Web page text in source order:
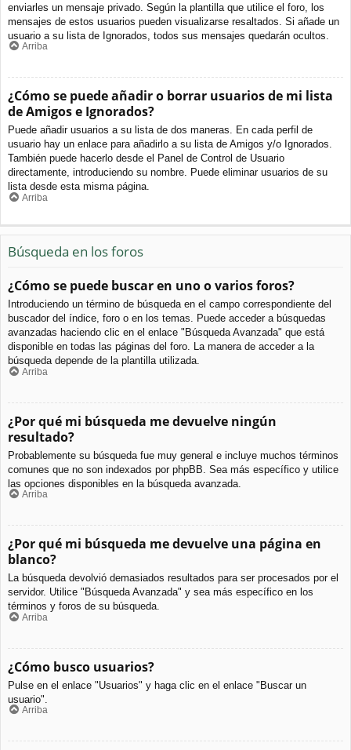
enviarles un mensaje privado. Según la plantilla que utilice el foro, los
mensajes de estos usuarios pueden visualizarse resaltados. Si añade un
usuario a su lista de Ignorados, todos sus mensajes quedarán ocultos.
Arriba
¿Cómo se puede añadir o borrar usuarios de mi lista
de Amigos e Ignorados?
Puede añadir usuarios a su lista de dos maneras. En cada perfil de
usuario hay un enlace para añadirlo a su lista de Amigos y/o Ignorados.
También puede hacerlo desde el Panel de Control de Usuario
directamente, introduciendo su nombre. Puede eliminar usuarios de su
lista desde esta misma página.
Arriba
Búsqueda en los foros
¿Cómo se puede buscar en uno o varios foros?
Introduciendo un término de búsqueda en el campo correspondiente del
buscador del índice, foro o en los temas. Puede acceder a búsquedas
avanzadas haciendo clic en el enlace "Búsqueda Avanzada" que está
disponible en todas las páginas del foro. La manera de acceder a la
búsqueda depende de la plantilla utilizada.
Arriba
¿Por qué mi búsqueda me devuelve ningún
resultado?
Probablemente su búsqueda fue muy general e incluye muchos términos
comunes que no son indexados por phpBB. Sea más específico y utilice
las opciones disponibles en la búsqueda avanzada.
Arriba
¿Por qué mi búsqueda me devuelve una página en
blanco?
La búsqueda devolvió demasiados resultados para ser procesados por el
servidor. Utilice "Búsqueda Avanzada" y sea más específico en los
términos y foros de su búsqueda.
Arriba
¿Cómo busco usuarios?
Pulse en el enlace "Usuarios" y haga clic en el enlace "Buscar un
usuario".
Arriba